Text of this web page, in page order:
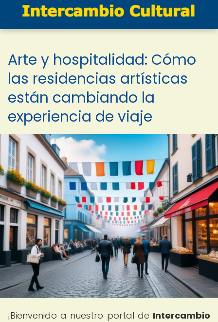
Arte y hospitalidad: Cómo
las residencias artísticas
están cambiando la
experiencia de viaje
¡Bienvenido a nuestro portal de Intercambio